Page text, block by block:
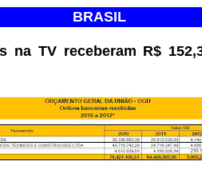
BRASIL
na TV receberam R$